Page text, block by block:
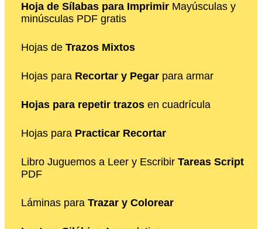
Hoja de Sílabas para Imprimir Mayúsculas y
minúsculas PDF gratis
Hojas de Trazos Mixtos
Hojas para Recortar y Pegar para armar
Hojas para repetir trazos en cuadrícula
Hojas para Practicar Recortar
Libro Juguemos a Leer y Escribir Tareas Script
PDF
Láminas para Trazar y Colorear